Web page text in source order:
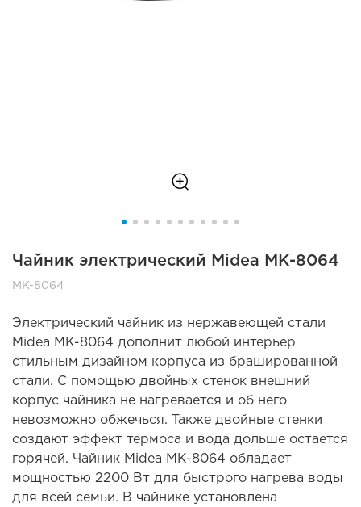
Чайник электрический Midea MK-8064
MK-8064
Электрический чайник из нержавеющей стали
Midea MK-8064 дополнит любой интерьер
стильным дизайном корпуса из брашированной
стали. С помощью двойных стенок внешний
корпус чайника не нагревается и об него
невозможно обжечься. Также двойные стенки
создают эффект термоса и вода дольше остается
горячей. Чайник Midea MK-8064 обладает
мощностью 2200 Вт для быстрого нагрева воды
для всей семьи. В чайнике установлена